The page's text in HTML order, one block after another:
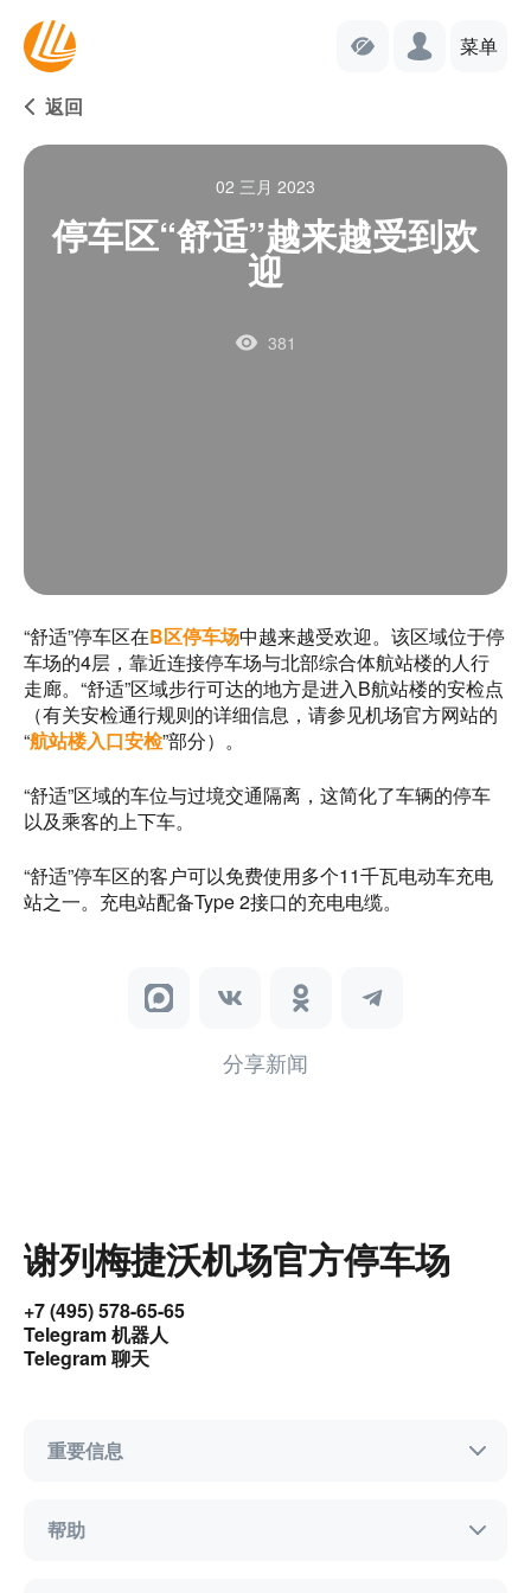
菜单
返回
02 三月 2023
停车区“舒适”越来越受到欢
迎
381
“舒适”停车区在B区停车场中越来越受欢迎。该区域位于停
车场的4层，靠近连接停车场与北部综合体航站楼的人行
走廊。“舒适”区域步行可达的地方是进入B航站楼的安检点
（有关安检通行规则的详细信息，请参见机场官方网站的
“航站楼入口安检”部分）。
“舒适”区域的车位与过境交通隔离，这简化了车辆的停车
以及乘客的上下车。
“舒适”停车区的客户可以免费使用多个11千瓦电动车充电
站之一。充电站配备Type 2接口的充电电缆。
分享新闻
谢列梅捷沃机场官方停车场
+7 (495) 578-65-65
Telegram 机器人
Telegram 聊天
重要信息
帮助